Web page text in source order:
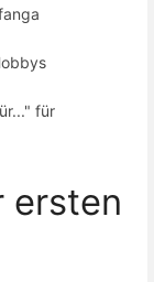
für
ersten